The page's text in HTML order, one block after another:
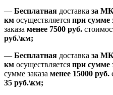
— Бесплатная доставка за
км осуществляется при сумме
заказа менее 7500 руб.
руб.\км;
— Бесплатная доставка за
км осуществляется при сумме
сумме заказа менее 15000 руб.
35 руб.\км;